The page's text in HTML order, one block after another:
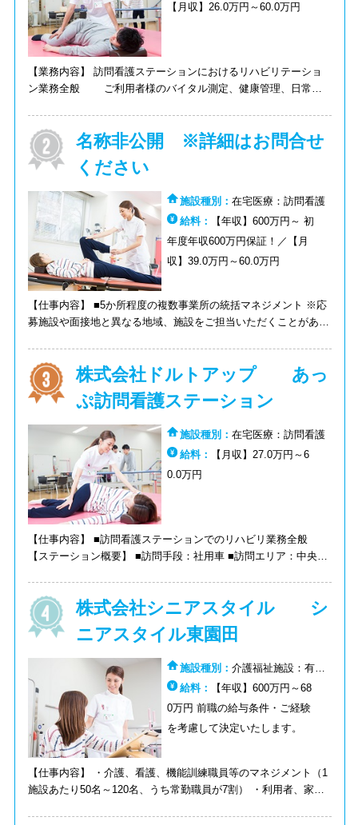
【月収】26.0万円～60.0万円
【業務内容】 訪問看護ステーションにおけるリハビリテーショ
ン業務全般 ご利用者様のバイタル測定、健康管理、日常生
名称非公開 ※詳細はお問合せ
ください
施設種別：在宅医療：訪問看護
給料：
【年収】600万円～ 初
年度年収600万円保証！／【月
収】39.0万円～60.0万円
【仕事内容】 ■5か所程度の複数事業所の統括マネジメント ※応
募施設や面接地と異なる地域、施設をご担当いただくことがあり
開拓（病院や居宅介護支援事業所、近隣の同業施設など、連携先
の開拓を行ないます） ■売上・コスト・コンプライアンスという
3つの経営指標に基づく数字軸を中核にしたマネジメント ■イノ
ベーティブな企画・取り組みなどを通じてブランディングの強化
株式会社ドルトアップ あっ
ぷ訪問看護ステーション
施設種別：在宅医療：訪問看護
給料：
【月収】27.0万円～6
0.0万円
【仕事内容】 ■訪問看護ステーションでのリハビリ業務全般
【ステーション概要】 ■訪問手段：社用車 ■訪問エリア：中央
株式会社シニアスタイル シ
ニアスタイル東園田
施設種別：介護福祉施設：有料
老人ホーム
給料：
【年収】600万円～68
0万円 前職の給与条件・ご経験
を考慮して決定いたします。
【仕事内容】 ・介護、看護、機能訓練職員等のマネジメント（1
施設あたり50名～120名、うち常勤職員が7割） ・利用者、家族